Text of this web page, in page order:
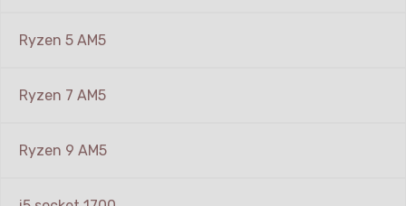
Ryzen 5 AM5
Ryzen 7 AM5
Ryzen 9 AM5